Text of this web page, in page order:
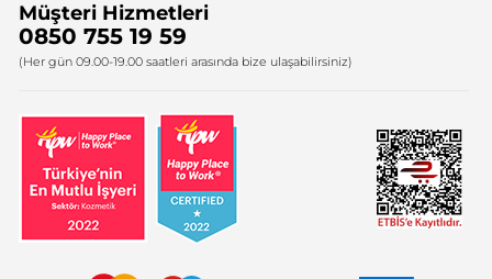
Bize Ulaşın
Firma Bilgileri
Müşteri Hizmetleri
0850 755 19 59
(Her gün 09.00-19.00 saatleri arasında bize ulaşabilirsiniz)